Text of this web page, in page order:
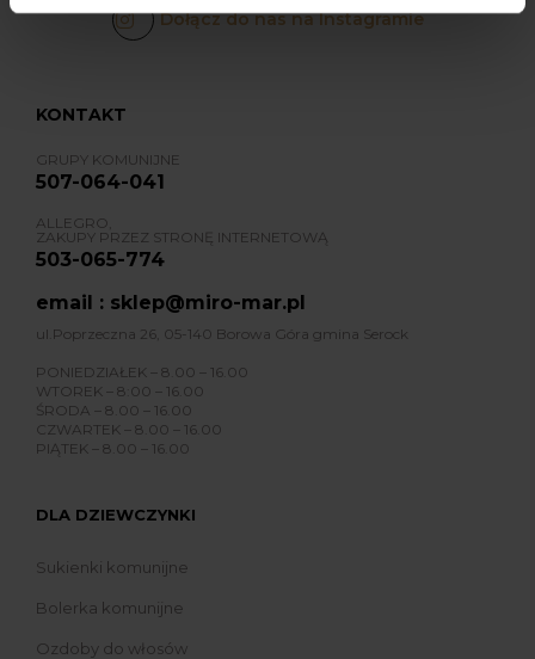
Dołącz do nas na Instagramie
KONTAKT
GRUPY KOMUNIJNE
507-064-041
ALLEGRO,
ZAKUPY PRZEZ STRONĘ INTERNETOWĄ
503-065-774
email : sklep@miro-mar.pl
ul.Poprzeczna 26, 05-140 Borowa Góra gmina Serock
PONIEDZIAŁEK – 8.00 – 16.00
WTOREK – 8:00 – 16.00
ŚRODA – 8.00 – 16.00
CZWARTEK – 8.00 – 16.00
PIĄTEK – 8.00 – 16.00
DLA DZIEWCZYNKI
Sukienki komunijne
Bolerka komunijne
Ozdoby do włosów